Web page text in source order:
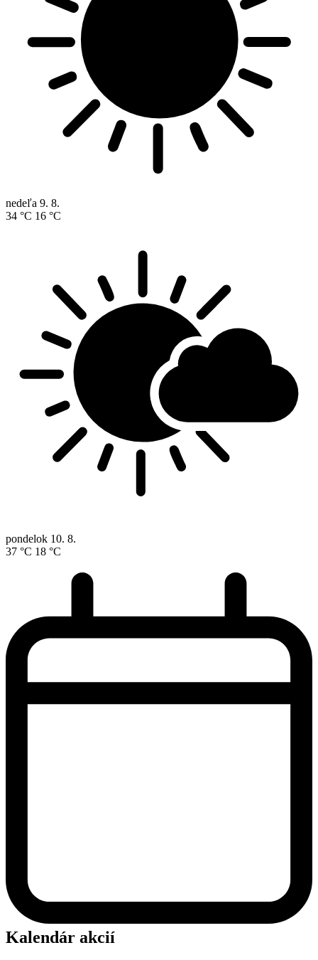
nedeľa 9. 8.
34 °C 16 °C
pondelok 10. 8.
37 °C 18 °C
Kalendár akcií